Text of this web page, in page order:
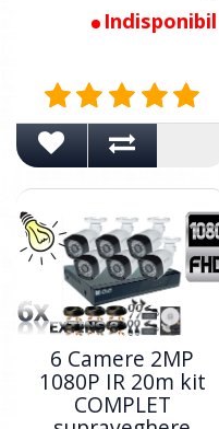
Indisponibil
6 Camere 2MP
1080P IR 20m kit
COMPLET